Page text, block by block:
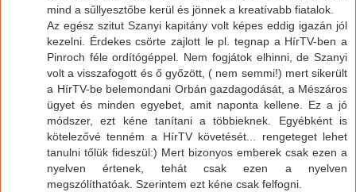
mind a sűllyesztőbe kerül és jönnek a kreatívabb fiatalok.
Az egész szitut Szanyi kapitány volt képes eddig igazán jól
kezelni. Érdekes csörte zajlott le pl. tegnap a HírTV-ben a
Pinroch féle ordítógéppel. Nem fogjátok elhinni, de Szanyi
volt a visszafogott és ő győzött, ( nem semmi!) mert sikerült
a HírTV-be belemondani Orbán gazdagodását, a Mészáros
ügyet és minden egyebet, amit naponta kellene. Ez a jó
módszer, ezt kéne tanítani a többieknek. Egyébként is
kötelezővé tenném a HírTV követését... rengeteget lehet
tanulni tőlük fideszül:) Mert bizonyos emberek csak ezen a
nyelven értenek, tehát csak ezen a nyelven
megszólíthatóak. Szerintem ezt kéne csak felfogni.